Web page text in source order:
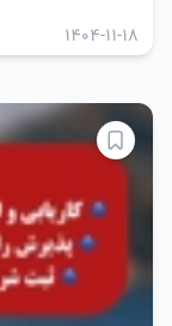
1404-11-18